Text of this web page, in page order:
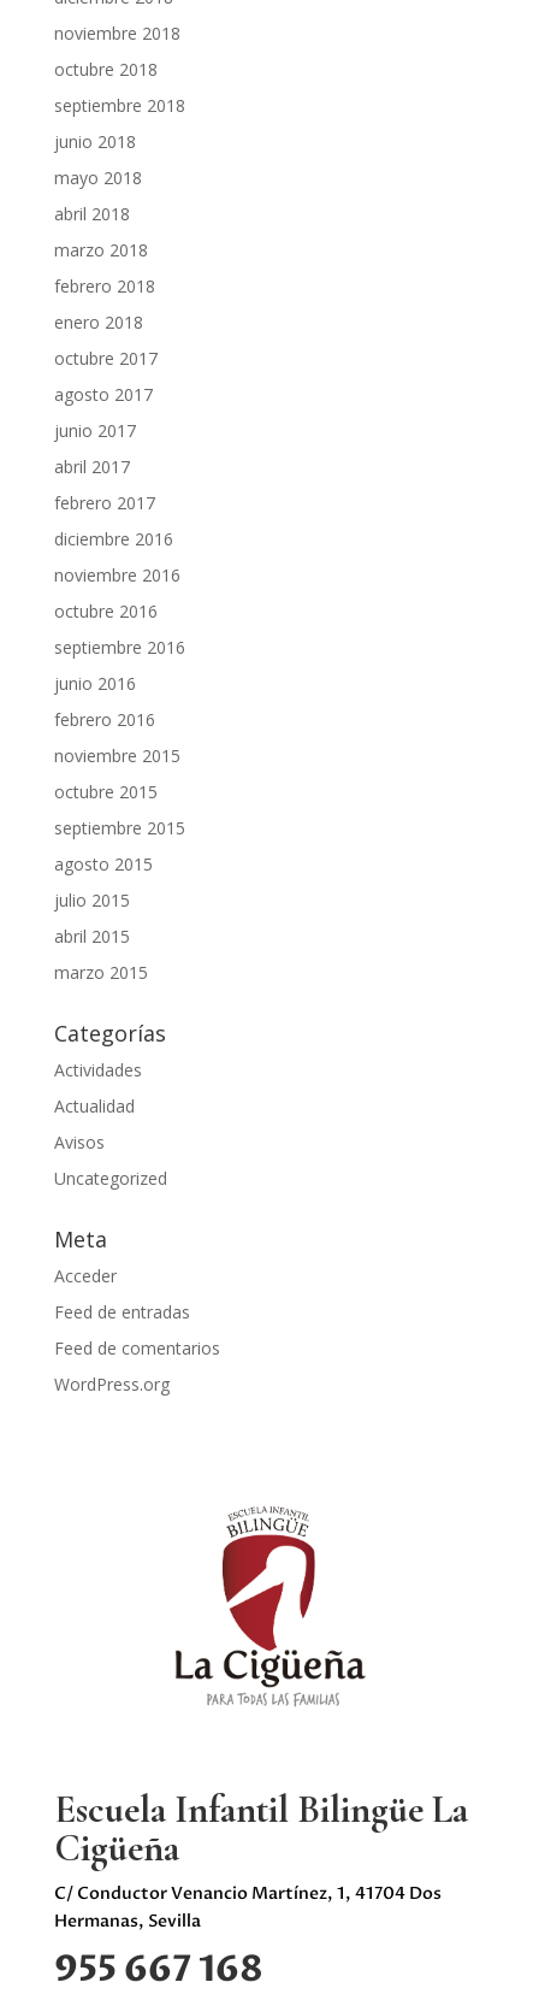
noviembre 2018
octubre 2018
septiembre 2018
junio 2018
mayo 2018
abril 2018
marzo 2018
febrero 2018
enero 2018
octubre 2017
agosto 2017
junio 2017
abril 2017
febrero 2017
diciembre 2016
noviembre 2016
octubre 2016
septiembre 2016
junio 2016
febrero 2016
noviembre 2015
octubre 2015
septiembre 2015
agosto 2015
julio 2015
abril 2015
marzo 2015
Categorías
Actividades
Actualidad
Avisos
Uncategorized
Meta
Acceder
Feed de entradas
Feed de comentarios
WordPress.org
Escuela Infantil Bilingüe La
Cigüeña
C/ Conductor Venancio Martínez, 1, 41704 Dos
Hermanas, Sevilla
955 667 168